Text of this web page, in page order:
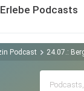
Erlebe Podcasts
Podcast 24.07.: